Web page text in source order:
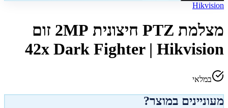
Hikvision
מצלמת PTZ חיצונית 2MP זום
42x Dark Fighter | Hikvision
במלאי
מעוניינים במוצר?